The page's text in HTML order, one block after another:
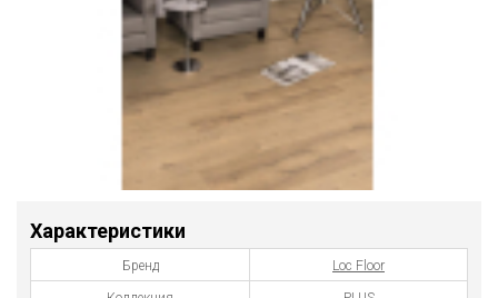
Характеристики
Бренд Loc Floor